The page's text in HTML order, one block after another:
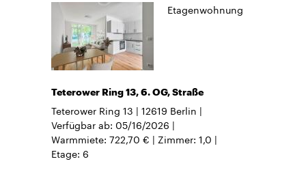
Etagenwohnung
Teterower Ring 13, 6. OG, Straße
Teterower Ring 13 12619 Berlin
Verfügbar ab 05/16/2026
Warmmiete 722,70 € Zimmer 1,0
Etage 6